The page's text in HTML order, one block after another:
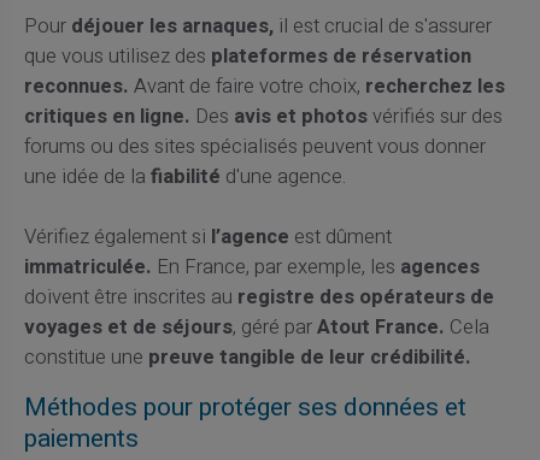
Pour déjouer les arnaques,il est crucial de s'assurer
que vous utilisez des plateformes de réservation
reconnues. Avant de faire votre choix, recherchez les
critiques en ligne. Des avis et photosvérifiés sur des
forums ou des sites spécialisés peuvent vous donner
une idée de la fiabilité d'une agence.
Vérifiez également si l’agence est dûment
immatriculée. En France, par exemple, les agences
doivent être inscrites au registre des opérateurs de
voyages et de séjours, géré parAtout France. Cela
constitue une preuve tangible de leur crédibilité.
Méthodes pour protéger ses données et
paiements